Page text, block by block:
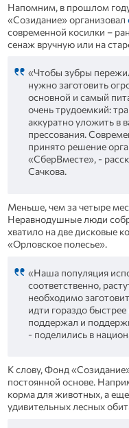
Напомним, в прошлом
«Созидание» организовал
современной косилки –
сенаж вручную или на
«Чтобы зубры
нужно заготовить
основной и самый
очень трудоемкий:
аккуратно уложить в
прессования.
принято решение
«СберВместе», -
Сачкова.
Меньше, чем за четыре
Неравнодушные люди
хватило на две дисковые
«Орловское полесье».
«Наша популяция
соответственно,
необходимо
идти гораздо
поддержал и
- поделились в
К слову, Фонд
постоянной основе.
корма для животных, а
удивительных лесных